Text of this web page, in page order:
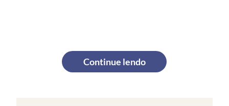
Continue lendo